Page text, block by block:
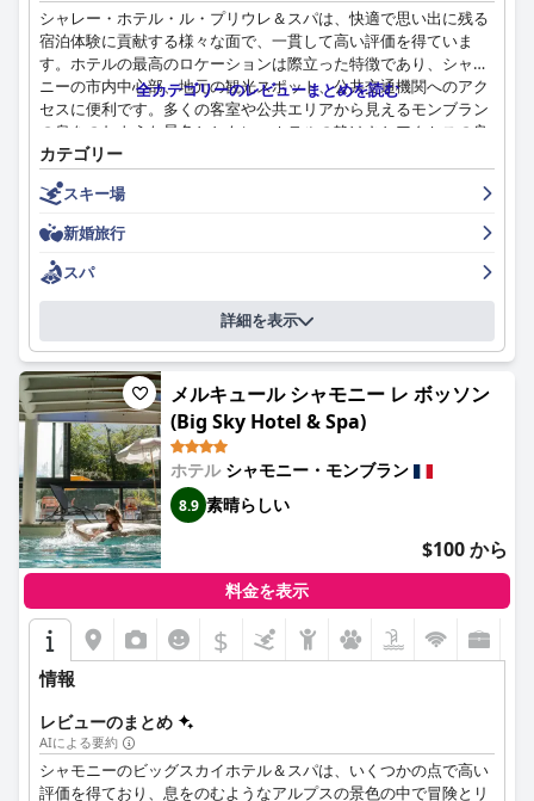
清潔さは際立った強みであり、宿泊客は頻繁に、客室、施設、そ
して共有スペースの清潔さを指摘しています。ホテルは高い衛生
基準を遵守しており、フレンドリーでプロフェッショナルなスタ
ッフと共に、すべての訪問者にとって歓迎的で安全な雰囲気を作
り出しています。
エリオピック ホテル & スパのスタッフは、その卓越したフレン
ドリーさ、プロ意識、そして顧客満足への献身で称賛されていま
す。多くのレビューで、チームの支援意欲、地元の推奨事項の提
供、そして快適な滞在の確保が強調されており、全体的なポジテ
ィブな体験に大きく貢献しています。
無料のWiFiサービスは、一般的に肯定的なフィードバックを受け
ており、公共エリアと客室で強力で信頼性の高い接続を提供して
います。一部の宿泊客は特定の客室で弱い信号を経験しました
が、全体的なコンセンサスは良好なインターネット体験を支持し
ています。
ホテルのスパは、モダンなデザイン、清潔さ、そしてスイミング
プール、ジャグジー、スチームルーム、サウナ、そしてアイスケ
ーブなどの様々な優れた施設を備えた主要なハイライトです。宿
泊客は、リラックスできる雰囲気と高品質のスパサービスに感謝
しており、アウトドアアクティビティの後にリラックスするのに
理想的な場所となっています。客室料金にスパの利用が含まれて
いることは、さらなる特典です。
屋内プールエリアも、その清潔さ、温かい雰囲気、そして無料の
水、コーヒー、ジュースなどの追加の快適さで高い評価を得てい
ます。一部の宿泊客はプールの水温が冷たいと感じましたが、全
体的な体験はポジティブであり、多くの人がプールとスパの施設
ホテルでの駐車場オプションは様々で、安全な地下駐車場と無料
の屋外スペースがあります。ただし、利用可能なスペースが限ら
れている場合があるため、事前予約をお勧めします。これらの課
シャレー・ホテル・ル・プリウレ＆スパは、快適で思い出に残る
宿泊体験に貢献する様々な面で、一貫して高い評価を得ていま
す。ホテルの最高のロケーションは際立った特徴であり、シャモ
ニーの市内中心部、地元の観光スポット、公共交通機関へのアク
セスに便利です。多くの客室や公共エリアから見えるモンブラン
の息をのむような景色とともに、ホテルの静けさとアクセスの良
さが評価されています。
朝食サービスは、その種類、品質、そして山の景色を望む素晴ら
しい環境で高く評価されています。多くのゲストは、朝食の提供
が豊富で多様であり、様々な食のニーズに対応しているため、滞
在が大幅に向上すると感じています。同様に、夕食を含む食事体
験も、卓越したサービスと居心地の良い雰囲気とともに、美味し
く盛り付けられた食事で好意的なレビューを受けています。
シャレー・ホテル・ル・プリウレ＆スパの客室は、広々としてい
てモダンで魅力的だと評されており、居心地の良い雰囲気とモダ
ンな設備が調和しています。清潔さは大きなプラスポイントであ
り、客室、バスルーム、共用エリアは常に高い水準で維持されて
います。また、客室からの素晴らしい眺め、快適な寝具、中心部
に位置するにもかかわらず静かな環境も評価されています。
ホテルのスタッフは、そのフレンドリーさ、プロ意識、そして卓
越したサービスで頻繁に称賛されており、ゲストのポジティブな
体験に大きく貢献しています。レセプションからハウスキーピン
グまで、スタッフの歓迎的で効率的な対応により、ゲストは滞在
中ずっと大切にされ、手厚いケアを受けていると感じることがで
きます。
Wifiの接続は一般的に速度と信頼性で高く評価されていますが、
特定のエリアでは一貫性がないという言及が時折あります。駐車
場のオプションは、利用可能なスペースが限られていることと高
額な料金のため、賛否両論ありますが、敷地内駐車場が利用でき
る場合はその利便性が高く評価されています。
全カテゴリーのレビューまとめを読む
カテゴリー
スキー場
新婚旅行
スパ
詳細を表示
メルキュール シャモニー レ ボッソン
(Big Sky Hotel & Spa)
ホテル シャモニー・モンブラン
8.9 素晴らしい
$100 から
料金を表示
$
情報
レビューのまとめ
AIによる要約
シャモニーのビッグスカイホテル＆スパは、いくつかの点で高い
評価を得ており、息をのむようなアルプスの景色の中で冒険とリ